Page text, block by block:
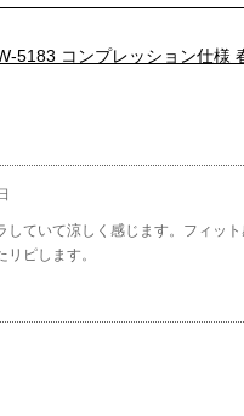
5183 コンプレッション仕様
ていて涼しく感じます。フィッ
ピします。